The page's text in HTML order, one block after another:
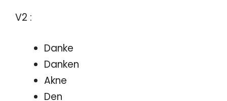
V2 :
Danke
Danken
Akne
Den